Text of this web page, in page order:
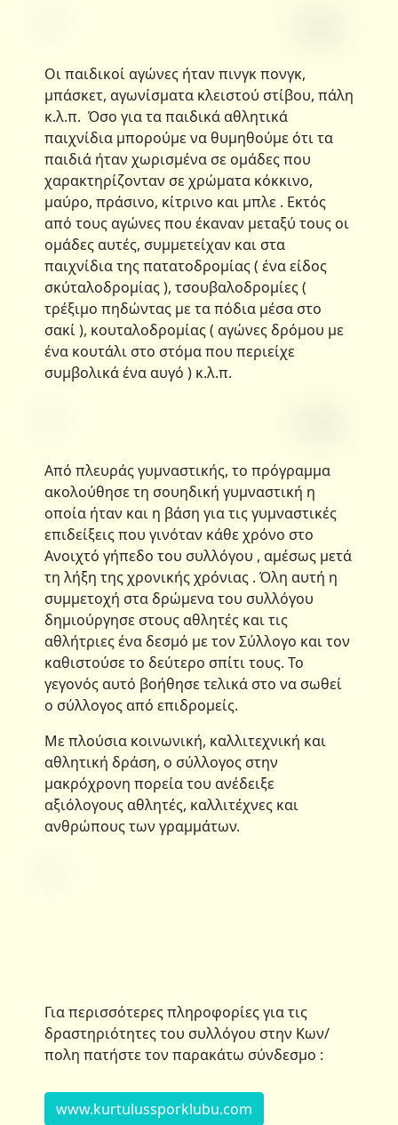
Οι παιδικοί αγώνες ήταν πινγκ πονγκ,
μπάσκετ, αγωνίσματα κλειστού στίβου, πάλη
κ.λ.π. Όσο για τα παιδικά αθλητικά
παιχνίδια μπορούμε να θυμηθούμε ότι τα
παιδιά ήταν χωρισμένα σε ομάδες που
χαρακτηρίζονταν σε χρώματα κόκκινο,
μαύρο, πράσινο, κίτρινο και μπλε . Εκτός
από τους αγώνες που έκαναν μεταξύ τους οι
ομάδες αυτές, συμμετείχαν και στα
παιχνίδια της πατατοδρομίας ( ένα είδος
σκύταλοδρομίας ), τσουβαλοδρομίες (
τρέξιμο πηδώντας με τα πόδια μέσα στο
σακί ), κουταλοδρομίας ( αγώνες δρόμου με
ένα κουτάλι στο στόμα που περιείχε
συμβολικά ένα αυγό ) κ.λ.π.
Από πλευράς γυμναστικής, το πρόγραμμα
ακολούθησε τη σουηδική γυμναστική η
οποία ήταν και η βάση για τις γυμναστικές
επιδείξεις που γινόταν κάθε χρόνο στο
Ανοιχτό γήπεδο του συλλόγου , αμέσως μετά
τη λήξη της χρονικής χρόνιας . Όλη αυτή η
συμμετοχή στα δρώμενα του συλλόγου
δημιούργησε στους αθλητές και τις
αθλήτριες ένα δεσμό με τον Σύλλογο και τον
καθιστούσε το δεύτερο σπίτι τους. Το
γεγονός αυτό βοήθησε τελικά στο να σωθεί
ο σύλλογος από επιδρομείς.
Με πλούσια κοινωνική, καλλιτεχνική και
αθλητική δράση, ο σύλλογος στην
μακρόχρονη πορεία του ανέδειξε
αξιόλογους αθλητές, καλλιτέχνες και
ανθρώπους των γραμμάτων.
Για περισσότερες πληροφορίες για τις
δραστηριότητες του συλλόγου στην Κων/
πολη πατήστε τον παρακάτω σύνδεσμο :
www.kurtulussporklubu.com